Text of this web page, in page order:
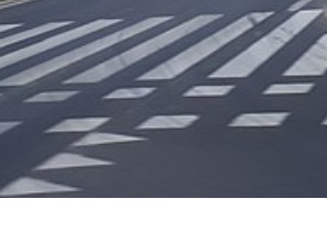
Dla tego miasta wykonujemy